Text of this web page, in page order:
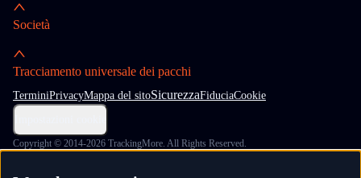
Società
Tracciamento universale dei pacchi
TerminiPrivacyMappa del sitoSicurezzaFiduciaCookie
Copyright © 2014-2026 TrackingMore. All Rights Reserved.